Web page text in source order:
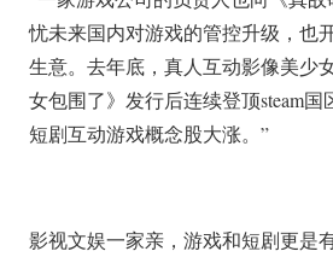
忧未来国内对游戏的管控升级，也
生意。去年底，真人互动影像美少
女包围了》发行后连续登顶steam
短剧互动游戏概念股大涨。”
影视文娱一家亲，游戏和短剧更是